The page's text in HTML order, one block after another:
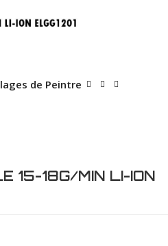
de Peintre
15-18G/MIN LI-ION